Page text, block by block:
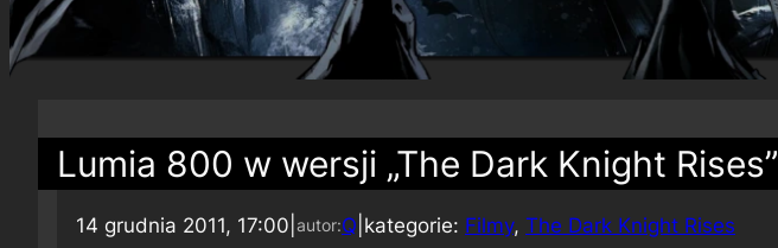
Lumia 800 w wersji „The Dark Knight Rises”
14 grudnia 2011, 17:00 autor:Q kategorie: Filmy, The Dark Knight Rises